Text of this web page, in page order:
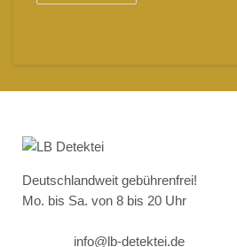
Deutschlandweit gebührenfrei!
Mo. bis Sa. von 8 bis 20 Uhr
info@lb-detektei.de